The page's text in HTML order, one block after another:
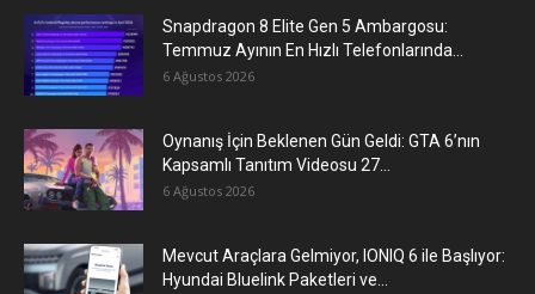
Snapdragon 8 Elite Gen 5 Ambargosu:
Temmuz Ayının En Hızlı Telefonlarında...
6 Ağustos 2026
Oynanış İçin Beklenen Gün Geldi: GTA 6’nın
Kapsamlı Tanıtım Videosu 27...
6 Ağustos 2026
Mevcut Araçlara Gelmiyor, IONIQ 6 ile Başlıyor:
Hyundai Bluelink Paketleri ve...